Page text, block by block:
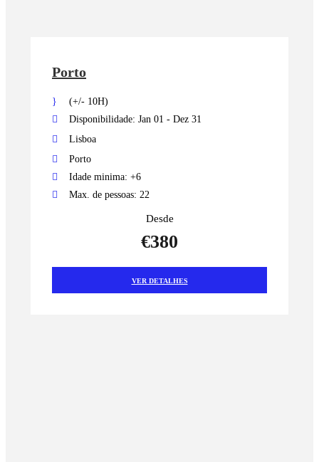
Porto
(+/- 10H)
Disponibilidade: Jan 01 - Dez 31
Lisboa
Porto
Idade minima: +6
Max. de pessoas: 22
Desde
€380
VER DETALHES